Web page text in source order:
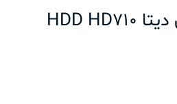
هارد اکسترنال ای دیتا HDD HD710